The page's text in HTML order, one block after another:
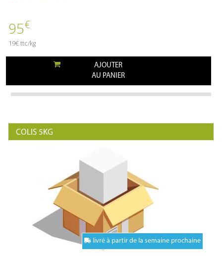
95€
19€ ttc/kg
AJOUTER
AU PANIER
COLIS 5KG
livré à partir de la semaine prochaine